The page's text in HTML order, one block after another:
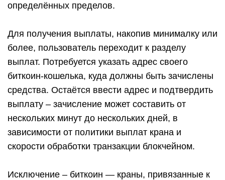
определённых пределов.
Для получения выплаты, накопив минималку или
более, пользователь переходит к разделу
выплат. Потребуется указать адрес своего
биткоин-кошелька, куда должны быть зачислены
средства. Остаётся ввести адрес и подтвердить
выплату – зачисление может составить от
нескольких минут до нескольких дней, в
зависимости от политики выплат крана и
скорости обработки транзакции блокчейном.
Исключение – биткоин — краны, привязанные к